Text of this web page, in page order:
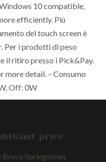
10 compatible,
efficiently. Più
del touch screen è
Per i prodotti di peso
il ritiro presso i Pick&Pay.
more detail. – Consumo
Off: 0W
price
Springsteen